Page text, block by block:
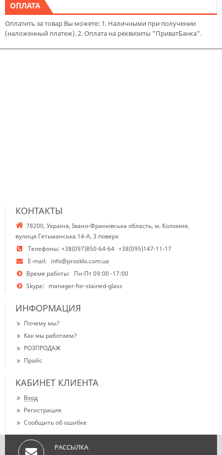
ОПЛАТА
Оплатить за товар Вы можете: 1. Наличными при получении
(наложенный платеж). 2. Оплата на реквизиты "ПриватБанка".
КОНТАКТЫ
78200, Україна, Івано-Франківська область, м. Коломия,
вулиця Гетьманська 14-А, 3 поверх
Телефоны: +38(097)850-64-64 +38(095)147-11-17
E-mail: info@prosklo.com.ua
Время работы: Пн-Пт 09:00 -17:00
Skype: manager-for-stained-glass
ИНФОРМАЦИЯ
Почему мы?
Как мы работаем?
РОЗПРОДАЖ
Прайс
КАБИНЕТ КЛИЕНТА
Вход
Регистрация
Сообщить об ошибке
РАССЫЛКА